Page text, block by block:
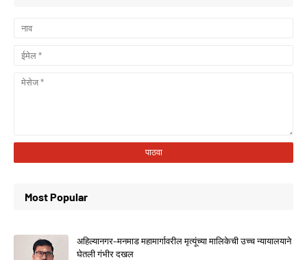
Most Popular
अहिल्यानगर–मनमाड महामार्गावरील मृत्यूंच्या मालिकेची उच्च न्यायालयाने
घेतली गंभीर दखल